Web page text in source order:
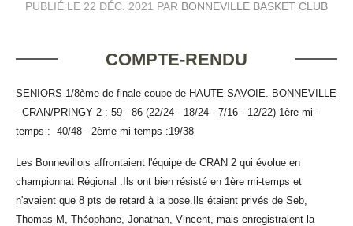
PUBLIÉ LE 22 DÉC. 2021 PAR BONNEVILLE BASKET CLUB
COMPTE-RENDU
SENIORS 1/8ème de finale coupe de HAUTE SAVOIE. BONNEVILLE
- CRAN/PRINGY 2 : 59 - 86 (22/24 - 18/24 - 7/16 - 12/22) 1ère mi-
temps : 40/48 - 2ème mi-temps :19/38
Les Bonnevillois affrontaient l'équipe de CRAN 2 qui évolue en
championnat Régional .Ils ont bien résisté en 1ère mi-temps et
n'avaient que 8 pts de retard à la pose.Ils étaient privés de Seb,
Thomas M, Théophane, Jonathan, Vincent, mais enregistraient la